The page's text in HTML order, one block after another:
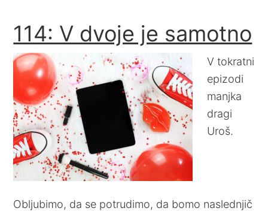
114: V dvoje je samotno
V tokratni
epizodi
manjka
dragi
Uroš.
Obljubimo, da se potrudimo, da bomo naslednjič